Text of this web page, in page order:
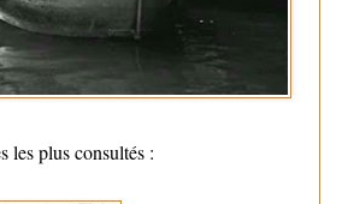
les plus consultés :